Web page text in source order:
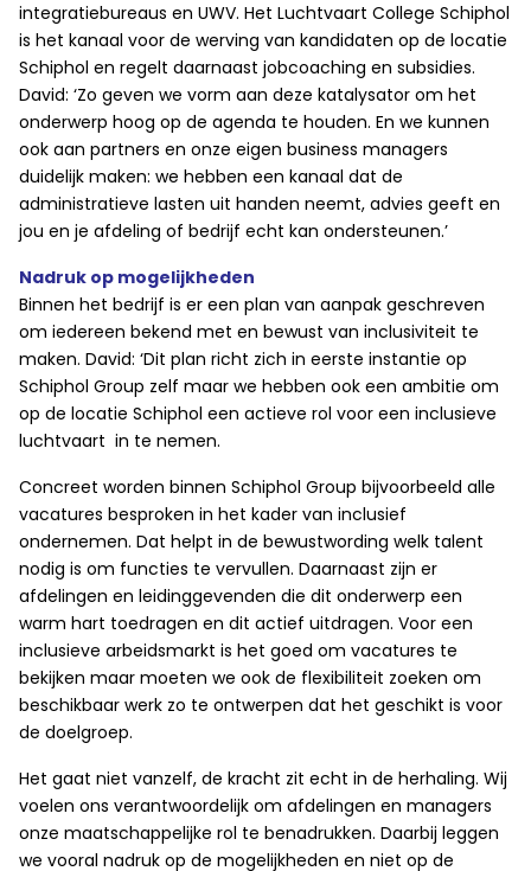
integratiebureaus en UWV. Het Luchtvaart College Schiphol
is het kanaal voor de werving van kandidaten op de locatie
Schiphol en regelt daarnaast jobcoaching en subsidies.
David: ‘Zo geven we vorm aan deze katalysator om het
onderwerp hoog op de agenda te houden. En we kunnen
ook aan partners en onze eigen business managers
duidelijk maken: we hebben een kanaal dat de
administratieve lasten uit handen neemt, advies geeft en
jou en je afdeling of bedrijf echt kan ondersteunen.’
Nadruk op mogelijkheden
Binnen het bedrijf is er een plan van aanpak geschreven
om iedereen bekend met en bewust van inclusiviteit te
maken. David: ‘Dit plan richt zich in eerste instantie op
Schiphol Group zelf maar we hebben ook een ambitie om
op de locatie Schiphol een actieve rol voor een inclusieve
luchtvaart in te nemen.
Concreet worden binnen Schiphol Group bijvoorbeeld alle
vacatures besproken in het kader van inclusief
ondernemen. Dat helpt in de bewustwording welk talent
nodig is om functies te vervullen. Daarnaast zijn er
afdelingen en leidinggevenden die dit onderwerp een
warm hart toedragen en dit actief uitdragen. Voor een
inclusieve arbeidsmarkt is het goed om vacatures te
bekijken maar moeten we ook de flexibiliteit zoeken om
beschikbaar werk zo te ontwerpen dat het geschikt is voor
de doelgroep.
Het gaat niet vanzelf, de kracht zit echt in de herhaling. Wij
voelen ons verantwoordelijk om afdelingen en managers
onze maatschappelijke rol te benadrukken. Daarbij leggen
we vooral nadruk op de mogelijkheden en niet op de